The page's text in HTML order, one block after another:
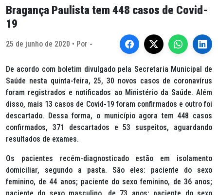
Bragança Paulista tem 448 casos de Covid-
19
25 de junho de 2020 • Por -
De acordo com boletim divulgado pela Secretaria Municipal de
Saúde nesta quinta-feira, 25, 30 novos casos de coronavírus
foram registrados e notificados ao Ministério da Saúde. Além
disso, mais 13 casos de Covid-19 foram confirmados e outro foi
descartado. Dessa forma, o município agora tem 448 casos
confirmados, 371 descartados e 53 suspeitos, aguardando
resultados de exames.
Os pacientes recém-diagnosticado estão em isolamento
domiciliar, segundo a pasta. São eles: paciente do sexo
feminino, de 44 anos; paciente do sexo feminino, de 36 anos;